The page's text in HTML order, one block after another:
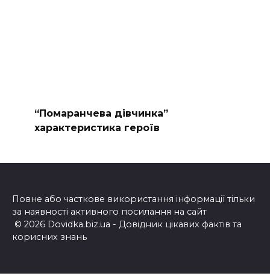
“Помаранчева дівчинка”
характеристика героїв
Повне або часткове використання інформації тільки
за наявності активного посилання на сайт
© 2026 Dovidka.biz.ua - Довідник цікавих фактів та
корисних знань